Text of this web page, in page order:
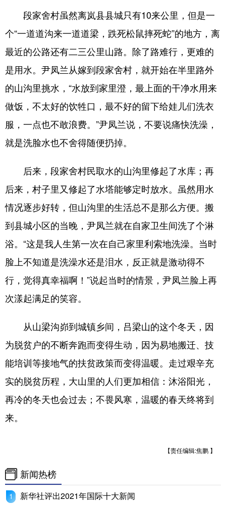
段家舍村虽然离岚县县城只有10来公里，但是一
个“一道道沟来一道道梁，跌死松鼠摔死蛇”的地方，离
最近的公路还有二三公里山路。除了路难行，更难的
是用水。尹凤兰从嫁到段家舍村，就开始在半里路外
的山沟里挑水，“水放到家里澄，最上面的干净水用来
做饭，不太好的饮牲口，最不好的留下给娃儿们洗衣
服，一点也不敢浪费。”尹凤兰说，不要说痛快洗澡，
就是洗脸水也不舍得随便扔掉。
后来，段家舍村民取水的山沟里修起了水库；再
后来，村子里又修起了水塔能够定时放水。虽然用水
情况逐步好转，但山沟里的生活总不是那么方便。搬
到县城小区的当晚，尹凤兰就在自家卫生间洗了个淋
浴。“这是我人生第一次在自己家里利索地洗澡。当时
脸上不知道是洗澡水还是泪水，反正就是激动得不
行，觉得真幸福啊！”说起当时的情景，尹凤兰脸上再
次漾起满足的笑容。
从山梁沟峁到城镇乡间，吕梁山的这个冬天，因
为脱贫户的不断奔跑而变得生动，因为易地搬迁、技
能培训等接地气的扶贫政策而变得温暖。走过艰辛充
实的脱贫历程，大山里的人们更加相信：沐浴阳光，
再冷的冬天也会过去；不畏风寒，温暖的春天终将到
来。
【责任编辑:焦鹏 】
新闻热榜
新华社评出2021年国际十大新闻